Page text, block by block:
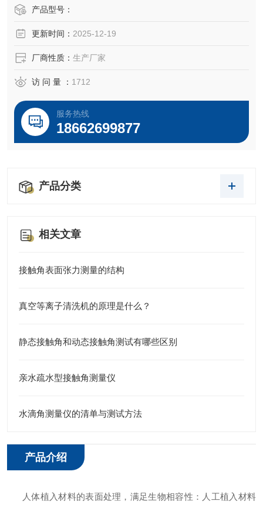
产品型号：
更新时间： 2025-12-19
厂商性质： 生产厂家
访 问 量 ： 1712
服务热线
18662699877
产品分类
相关文章
接触角表面张力测量的结构
真空等离子清洗机的原理是什么？
静态接触角和动态接触角测试有哪些区别
亲水疏水型接触角测量仪
水滴角测量仪的清单与测试方法
产品介绍
人体植入材料的表面处理，满足生物相容性：人工植入材料